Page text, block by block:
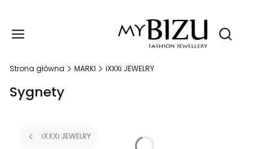
Otwórz
Strona główna MARKI iXXXi JEWELRY
Sygnety
iXXXi JEWELRY